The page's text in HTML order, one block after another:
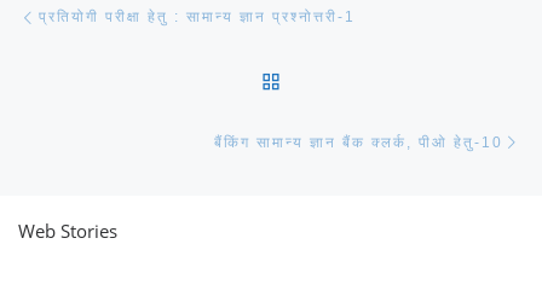
प्रतियोगी परीक्षा हेतु : सामान्य ज्ञान प्रश्नोत्तरी-1
बैंकिंग सामान्य ज्ञान बैंक क्लर्क, पीओ हेतु-10
Web Stories